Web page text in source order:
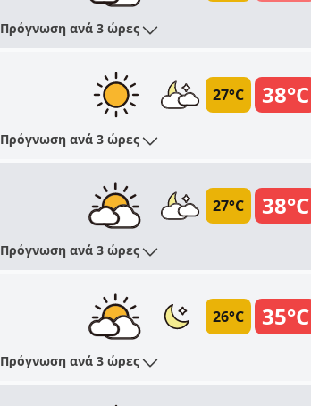
Πρόγνωση ανά 3 ώρες
38°C
27°C
Πρόγνωση ανά 3 ώρες
38°C
27°C
Πρόγνωση ανά 3 ώρες
35°C
26°C
Πρόγνωση ανά 3 ώρες